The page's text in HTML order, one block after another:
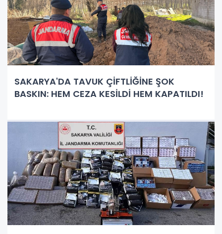
SAKARYA'DA TAVUK ÇİFTLİĞİNE ŞOK
BASKIN: HEM CEZA KESİLDİ HEM KAPATILDI!